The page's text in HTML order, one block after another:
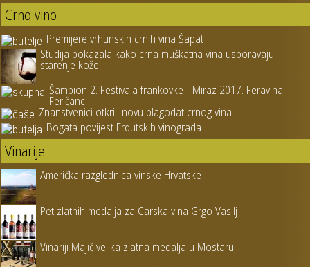
Crno vino
Premijere vrhunskih crnih vina Šapat
Studija pokazala kako crna muškatna vina usporavaju
starenje kože
Šampion 2. Festivala frankovke - Miraz 2017. Feravina
Feričanci
Znanstvenici otkrili novu blagodat crnog vina
Bogata povijest Erdutskih vinograda
Vinarije
Američka razglednica vinske Hrvatske
Pet zlatnih medalja za Carska vina Grgo Vasilj
Vinariji Majić velika zlatna medalja u Mostaru